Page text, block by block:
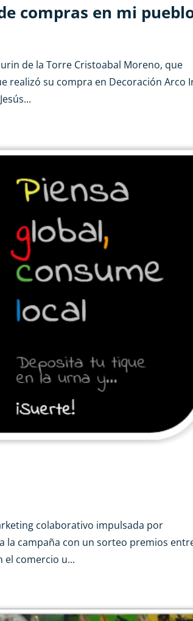
compras en mi
de la Torre Cristoabal Moreno, que
realizó su compra en Decoración Arco
colaborativo impulsada por
la campaña con un sorteo premios
el comercio u...